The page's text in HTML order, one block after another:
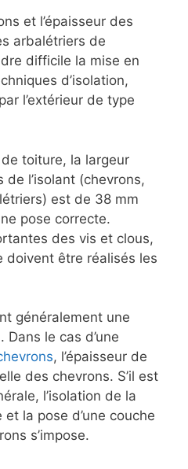
et l’épaisseur des
arbalétriers de
difficile la mise en
d’isolation,
l’extérieur de type
toiture, la largeur
l’isolant (chevrons,
est de 38 mm
pose correcte.
des vis et clous,
doivent être réalisés les
généralement une
le cas d’une
, l’épaisseur de
des chevrons. S’il est
l’isolation de la
la pose d’une couche
s’impose.